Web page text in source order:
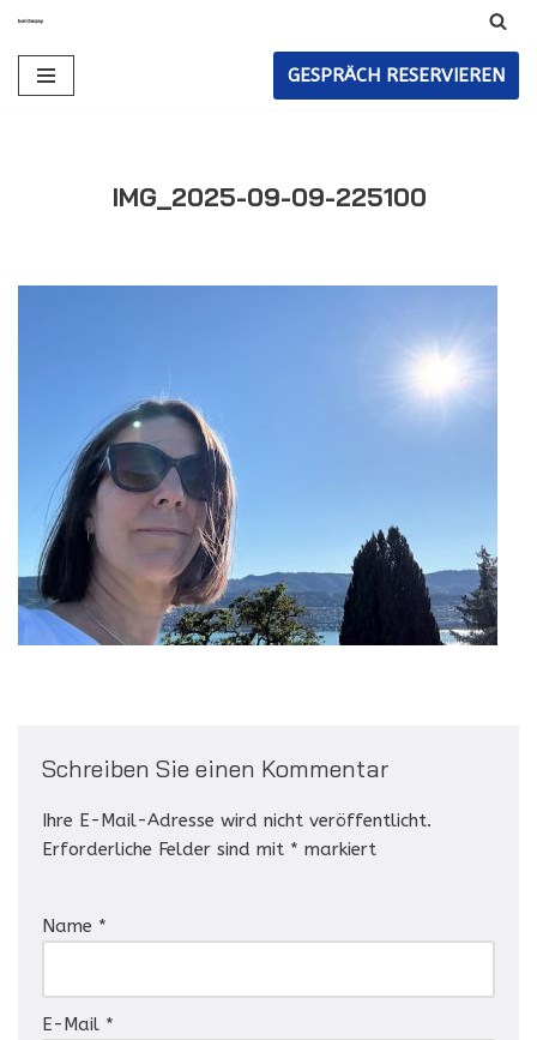
Zum
Inhalt
GESPRÄCH RESERVIEREN
IMG_2025-09-09-225100
Schreiben Sie einen Kommentar
Ihre E-Mail-Adresse wird nicht veröffentlicht.
Erforderliche Felder sind mit * markiert
Name *
E-Mail *